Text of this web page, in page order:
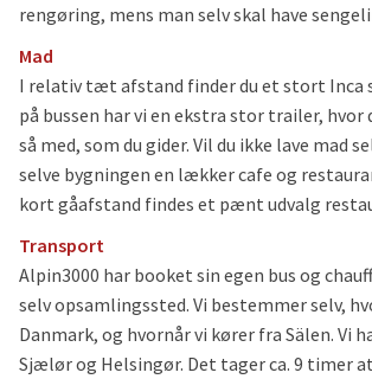
rengøring, mens man selv skal have
Mad
I relativ tæt afstand finder du et stort Inca
på bussen har vi en ekstra stor trailer, hvor
så med, som du gider. Vil du ikke lave mad
selve bygningen en lækker cafe og
kort gåafstand findes et pænt udvalg
Transport
Alpin3000 har booket sin egen bus og
selv opsamlingssted. Vi bestemmer selv,
Danmark, og hvornår vi kører fra Sälen. Vi
Sjælør og Helsingør. Det tager ca. 9 timer